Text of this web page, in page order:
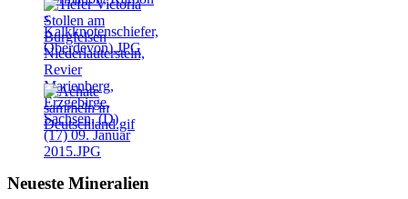
Neueste Mineralien